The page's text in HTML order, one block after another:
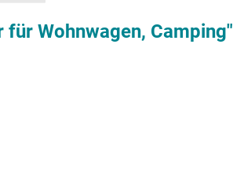
Wohnwagen, Camping"